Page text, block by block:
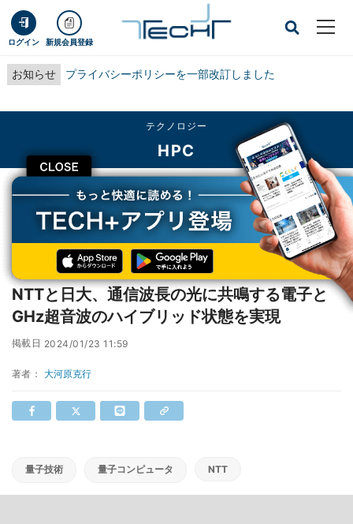
ログイン 新規会員登録
お知らせ プライバシーポリシーを一部改訂しました
CLOSE
テクノロジー
HPC
TECH+ テクノロジー
HPC
NTTと日大、通信波長の光に共鳴する電子とGHz超音波のハイブリッド状態を実
レポート
NTTと日大、通信波長の光に共鳴する電子と
GHz超音波のハイブリッド状態を実現
掲載日 2024/01/23 11:59
著者： 大河原克行
量子技術 量子コンピュータ NTT